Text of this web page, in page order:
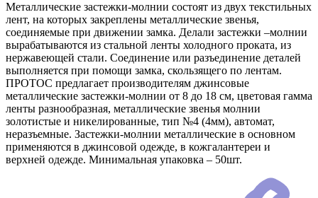
Металлические застежки-молнии состоят из двух текстильных
лент, на которых закреплены металлические звенья,
соединяемые при движении замка. Делали застежки –молнии
вырабатываются из стальной ленты холодного проката, из
нержавеющей стали. Соединение или разъединение деталей
выполняется при помощи замка, скользящего по лентам.
ПРОТОС предлагает производителям джинсовые
металлические застежки-молнии от 8 до 18 см, цветовая гамма
ленты разнообразная, металлические звенья молнии
золотистые и никелированные, тип №4 (4мм), автомат,
неразъемные. Застежки-молнии металлические в основном
применяются в джинсовой одежде, в кожгалантереи и
верхней одежде. Минимальная упаковка – 50шт.